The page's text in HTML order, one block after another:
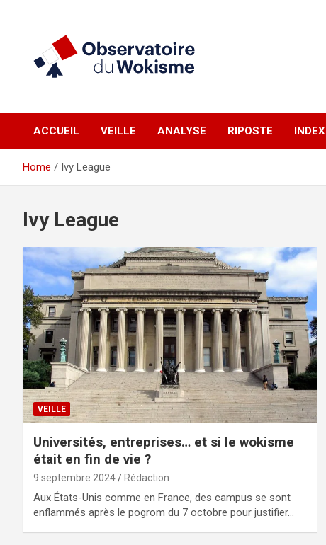
Observatoire du
Wokisme
ACCUEIL VEILLE ANALYSE RIPOSTE INDEX
Home Ivy League
Ivy League
VEILLE
Universités, entreprises… et si le wokisme
était en fin de vie ?
9 septembre 2024 Rédaction
Aux États-Unis comme en France, des campus se sont
enflammés après le pogrom du 7 octobre pour justifier…